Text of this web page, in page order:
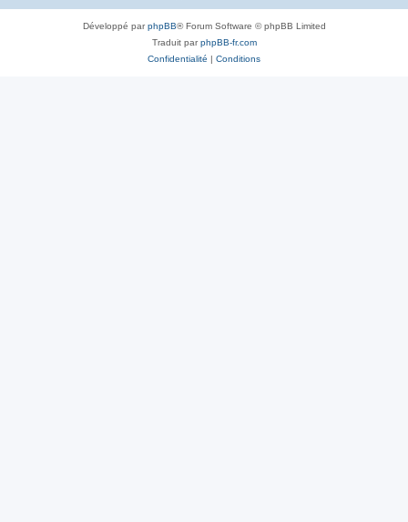
Développé parphpBB® Forum Software © phpBB Limited
Traduit parphpBB-fr.com
Confidentialité | Conditions